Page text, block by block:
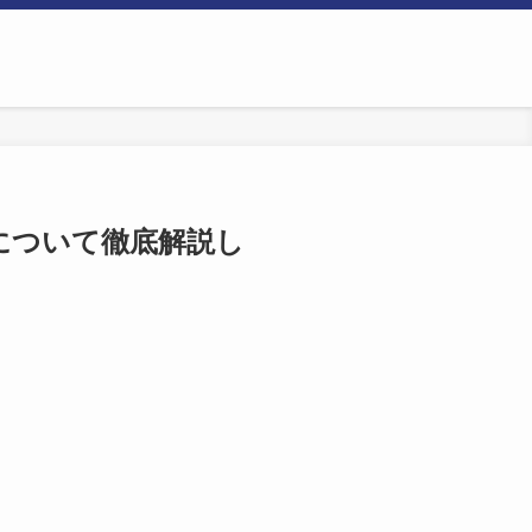
いて徹底解説し